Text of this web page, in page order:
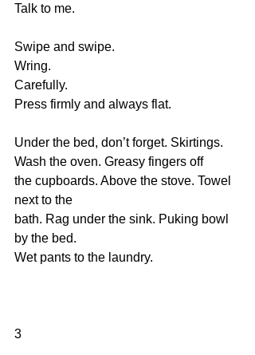
Talk to me.
Swipe and swipe.
Wring.
Carefully.
Press firmly and always flat.
Under the bed, don’t forget. Skirtings.
Wash the oven. Greasy fingers off
the cupboards. Above the stove. Towel
next to the
bath. Rag under the sink. Puking bowl
by the bed.
Wet pants to the laundry.
3